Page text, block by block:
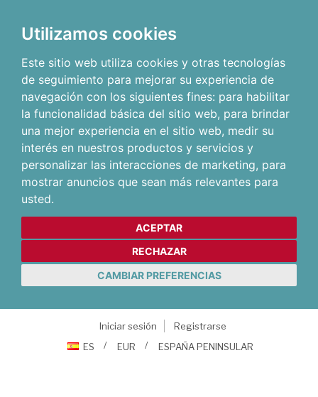
Utilizamos cookies
Este sitio web utiliza cookies y otras tecnologías
de seguimiento para mejorar su experiencia de
navegación con los siguientes fines: para habilitar
la funcionalidad básica del sitio web, para brindar
una mejor experiencia en el sitio web, medir su
interés en nuestros productos y servicios y
personalizar las interacciones de marketing, para
mostrar anuncios que sean más relevantes para
usted.
ACEPTAR
RECHAZAR
CAMBIAR PREFERENCIAS
Iniciar sesión
Registrarse
ES
EUR ESPAÑA PENINSULAR